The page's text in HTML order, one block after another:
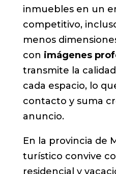
inmuebles en un
competitivo,
menos
con imágenes
transmite la
cada espacio, lo
contacto y suma
anuncio.
En la provincia de
turístico convive
residencial y